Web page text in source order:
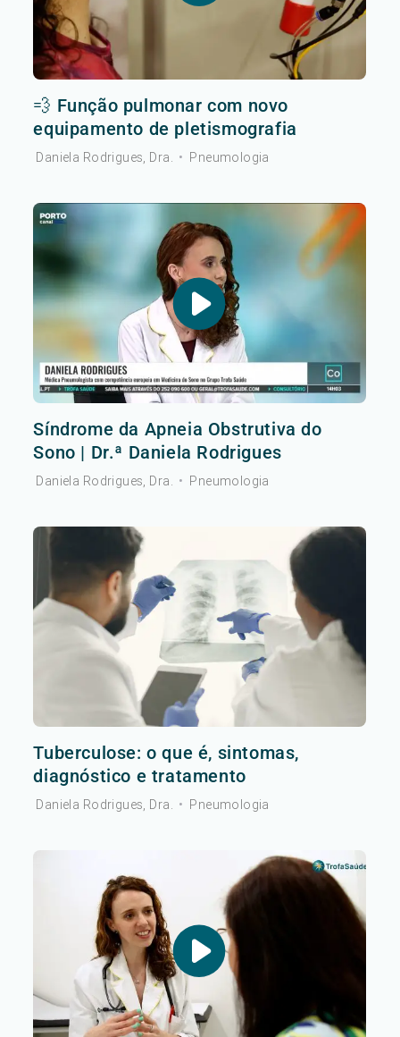
💨 Função pulmonar com novo
equipamento de pletismografia
Daniela Rodrigues, Dra. • Pneumologia
Síndrome da Apneia Obstrutiva do
Sono | Dr.ª Daniela Rodrigues
Daniela Rodrigues, Dra. • Pneumologia
Tuberculose: o que é, sintomas,
diagnóstico e tratamento
Daniela Rodrigues, Dra. • Pneumologia